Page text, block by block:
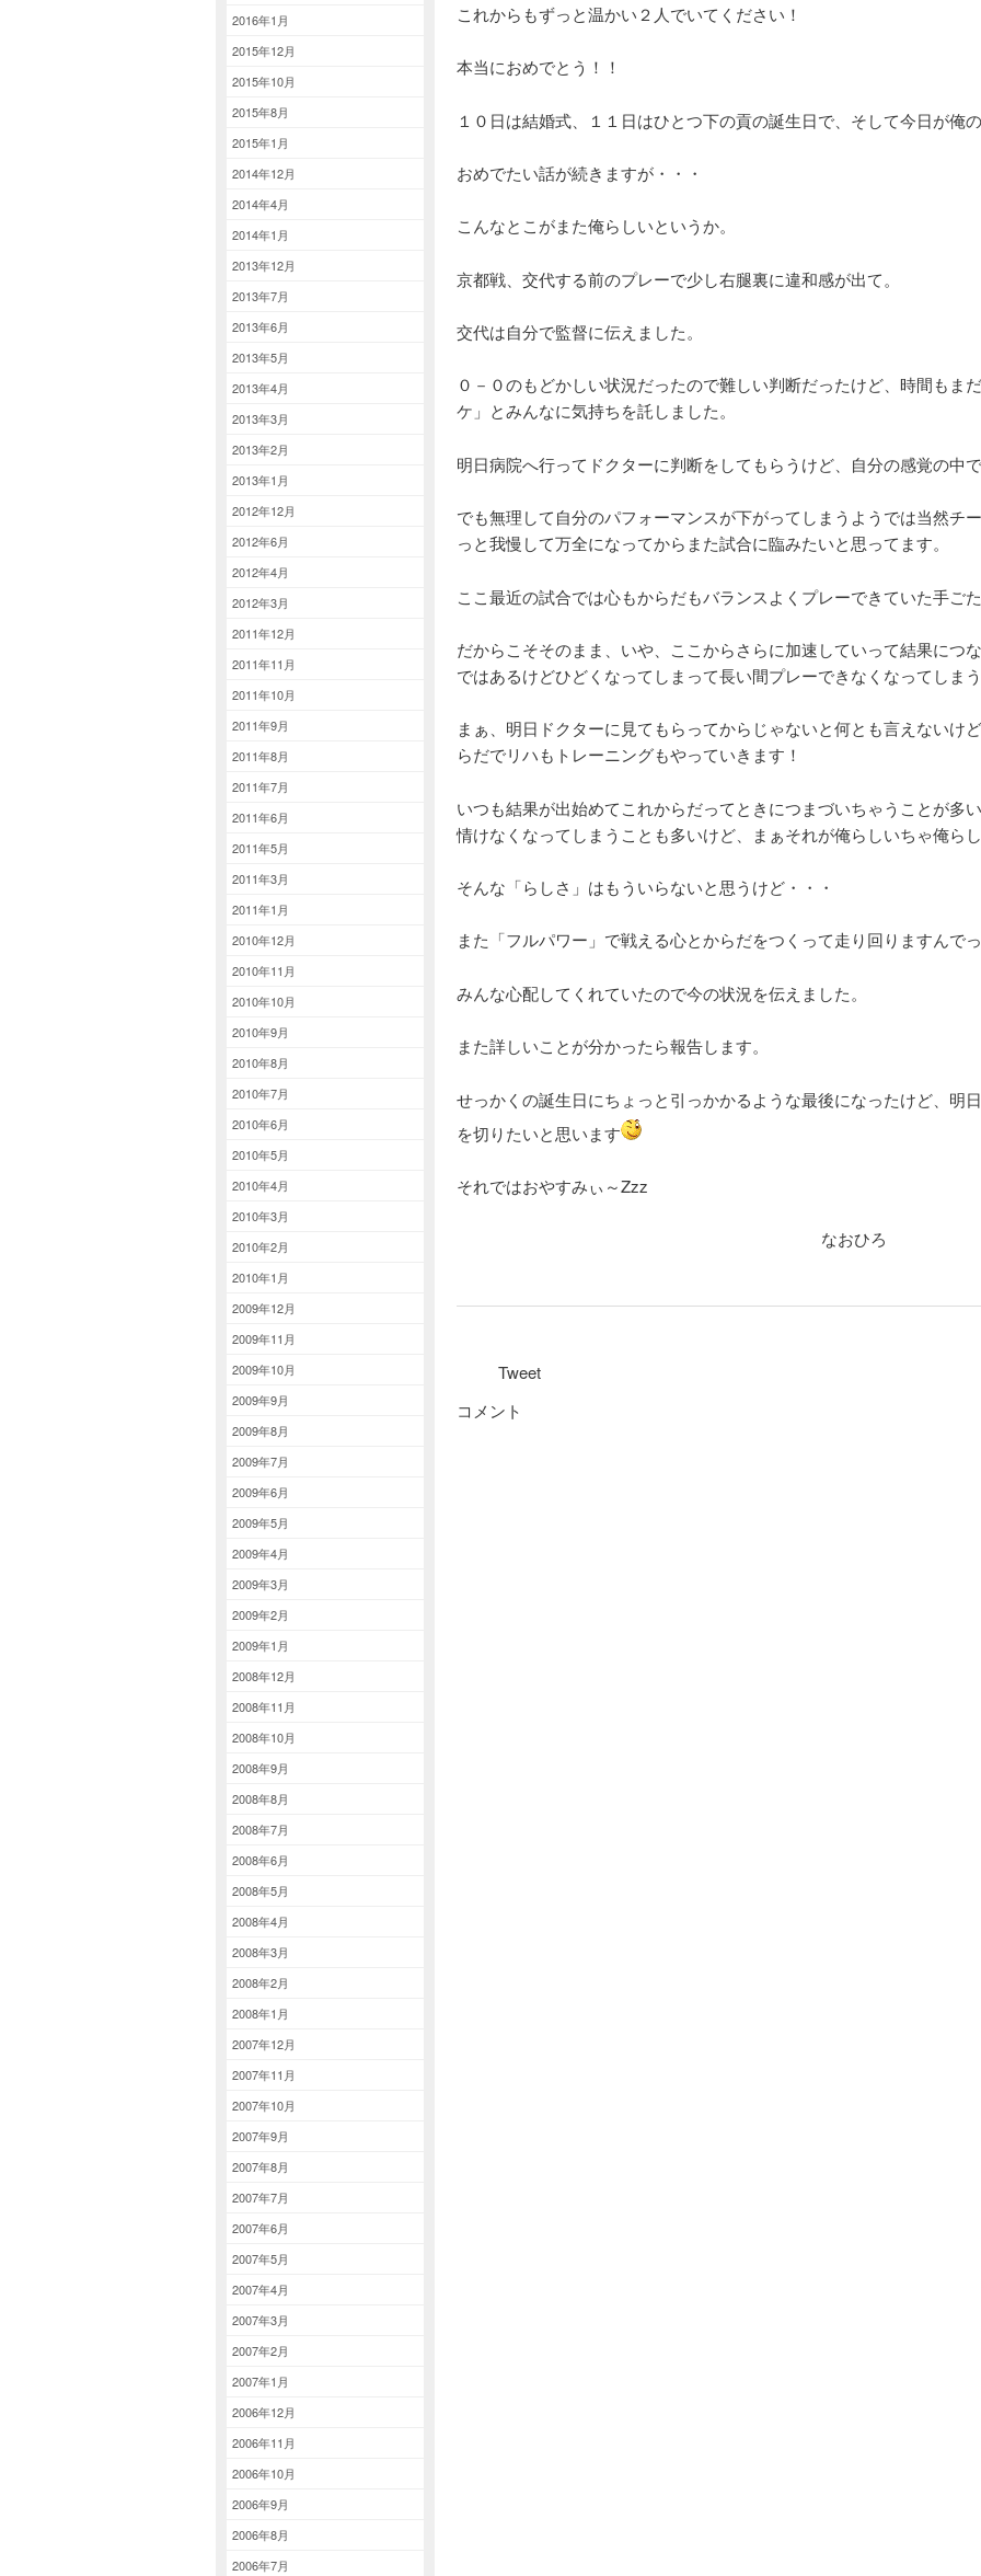
2016年1月
2015年12月
2015年10月
2015年8月
2015年1月
2014年12月
2014年4月
2014年1月
2013年12月
2013年7月
2013年6月
2013年5月
2013年4月
2013年3月
2013年2月
2013年1月
2012年12月
2012年6月
2012年4月
2012年3月
2011年12月
2011年11月
2011年10月
2011年9月
2011年8月
2011年7月
2011年6月
2011年5月
2011年3月
2011年1月
2010年12月
2010年11月
2010年10月
2010年9月
2010年8月
2010年7月
2010年6月
2010年5月
2010年4月
2010年3月
2010年2月
2010年1月
2009年12月
2009年11月
2009年10月
2009年9月
2009年8月
2009年7月
2009年6月
2009年5月
2009年4月
2009年3月
2009年2月
2009年1月
2008年12月
2008年11月
2008年10月
2008年9月
2008年8月
2008年7月
2008年6月
2008年5月
2008年4月
2008年3月
2008年2月
2008年1月
2007年12月
2007年11月
2007年10月
2007年9月
2007年8月
2007年7月
2007年6月
2007年5月
2007年4月
2007年3月
2007年2月
2007年1月
2006年12月
2006年11月
2006年10月
2006年9月
2006年8月
2006年7月
これからもずっと温かい２人でいてください！
本当におめでとう！！
１０日は結婚式、１１日はひとつ下の貢の誕生日で、そして今日が俺の
おめでたい話が続きますが・・・
こんなとこがまた俺らしいというか。
京都戦、交代する前のプレーで少し右腿裏に違和感が出て。
交代は自分で監督に伝えました。
０－０のもどかしい状況だったので難しい判断だったけど、時間もま
ケ」とみんなに気持ちを託しました。
明日病院へ行ってドクターに判断をしてもらうけど、自分の感覚の中
でも無理して自分のパフォーマンスが下がってしまうようでは当然チ
っと我慢して万全になってからまた試合に臨みたいと思ってます。
ここ最近の試合では心もからだもバランスよくプレーできていた手ごた
だからこそそのまま、いや、ここからさらに加速していって結果につ
ではあるけどひどくなってしまって長い間プレーできなくなってしまう
まぁ、明日ドクターに見てもらってからじゃないと何とも言えないけ
らだでリハもトレーニングもやっていきます！
いつも結果が出始めてこれからだってときにつまづいちゃうことが多
情けなくなってしまうことも多いけど、まぁそれが俺らしいちゃ俺らし
そんな「らしさ」はもういらないと思うけど・・・
また「フルパワー」で戦える心とからだをつくって走り回りますんでっ
みんな心配してくれていたので今の状況を伝えました。
また詳しいことが分かったら報告します。
せっかくの誕生日にちょっと引っかかるような最後になったけど、明
を切りたいと思います
それではおやすみぃ～Zzz
なおひろ
Tweet
コメント